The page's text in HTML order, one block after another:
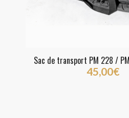
Sac de transport PM 228 /
45,00€